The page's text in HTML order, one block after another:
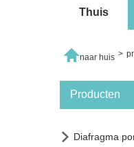
Thuis
naar huis >
Producten
 Diafragma